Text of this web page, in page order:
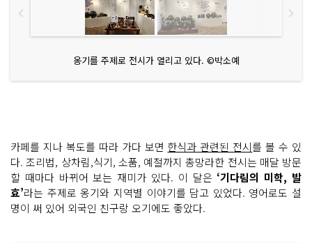
옹기를 주제로 전시가 열리고 있다. ©박소예
카페를 지나 복도를 따라 가다 보면 한식과 관련된 전시를 볼 수 있
다. 조리법, 상차림,식기, 소품, 예절까지 총망라한 전시는 매달 방문
할 때마다 바뀌어 보는 재미가 있다. 이 달은 ‘기다림의 미학, 발
효’라는 주제로 옹기와 지역별 이야기를 담고 있었다. 영어로도 설
명이 써 있어 외국인 친구랑 오기에도 좋았다.